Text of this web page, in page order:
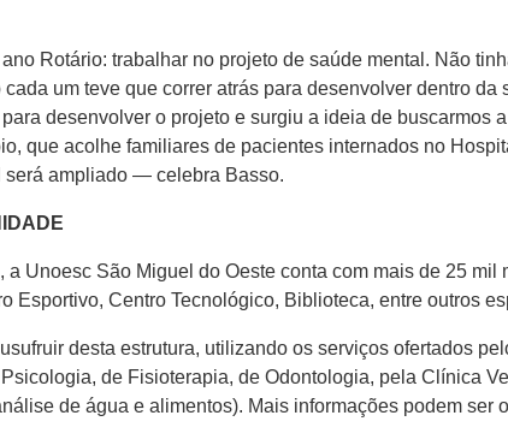
Rotário: trabalhar no projeto de saúde mental. Não
um teve que correr atrás para desenvolver dentro
desenvolver o projeto e surgiu a ideia de buscarmos
que acolhe familiares de pacientes internados no
será ampliado — celebra Basso.
a Unoesc São Miguel do Oeste conta com mais de 25
Esportivo, Centro Tecnológico, Biblioteca, entre outros
desta estrutura, utilizando os serviços ofertados
de Fisioterapia, de Odontologia, pela Clínica
de água e alimentos). Mais informações podem ser